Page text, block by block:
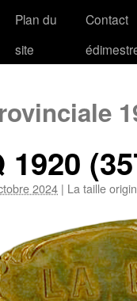
Plan du
site
Contact
1920
2024 | La taille